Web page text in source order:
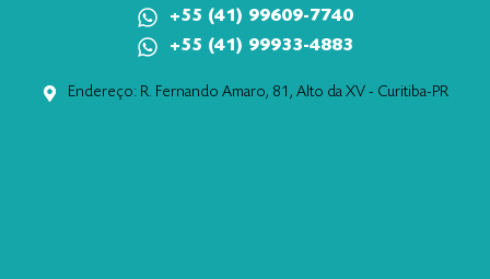
+55 (41) 99609-7740
+55 (41) 99933-4883
Endereço: R. Fernando Amaro, 81, Alto da XV - Curitiba-PR